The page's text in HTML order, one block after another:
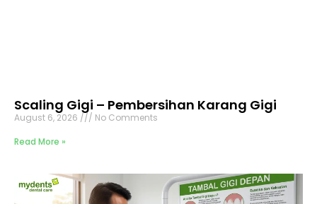
Scaling Gigi – Pembersihan Karang Gigi
August 6, 2026
No Comments
Read More »